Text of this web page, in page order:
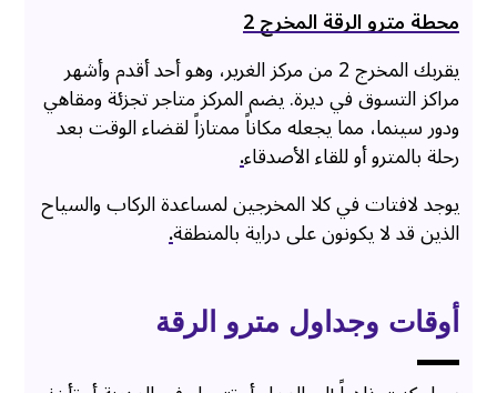
محطة مترو الرقة المخرج 2
يقربك المخرج 2 من مركز الغرير، وهو أحد أقدم وأشهر
مراكز التسوق في ديرة. يضم المركز متاجر تجزئة ومقاهي
ودور سينما، مما يجعله مكاناً ممتازاً لقضاء الوقت بعد
رحلة بالمترو أو للقاء الأصدقاء.
يوجد لافتات في كلا المخرجين لمساعدة الركاب والسياح
الذين قد لا يكونون على دراية بالمنطقة.
أوقات وجداول مترو الرقة